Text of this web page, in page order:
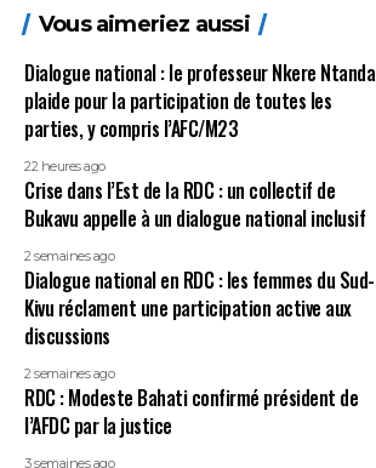
Vous aimeriez aussi
Dialogue national : le professeur Nkere Ntanda
plaide pour la participation de toutes les
parties, y compris l’AFC/M23
22 heures ago
Crise dans l’Est de la RDC : un collectif de
Bukavu appelle à un dialogue national inclusif
2 semaines ago
Dialogue national en RDC : les femmes du Sud-
Kivu réclament une participation active aux
discussions
2 semaines ago
RDC : Modeste Bahati confirmé président de
l’AFDC par la justice
3 semaines ago